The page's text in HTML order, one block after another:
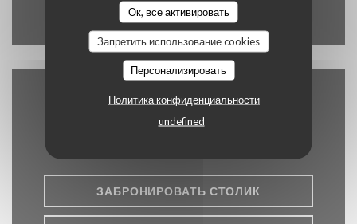
Ок, все активировать
Запретить использование cookies
Персонализировать
Политика конфиденциальности
undefined
Facebook ((открывается в
Instagram
Связь с нами
ЗАБРОНИРОВАТЬ СТОЛИК